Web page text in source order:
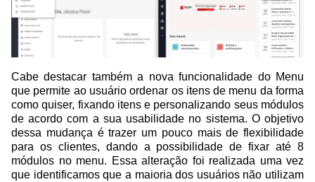
Cabe destacar também a nova funcionalidade do Menu
que permite ao usuário ordenar os itens de menu da forma
como quiser, fixando itens e personalizando seus módulos
de acordo com a sua usabilidade no sistema. O objetivo
dessa mudança é trazer um pouco mais de flexibilidade
para os clientes, dando a possibilidade de fixar até 8
módulos no menu. Essa alteração foi realizada uma vez
que identificamos que a maioria dos usuários não utilizam